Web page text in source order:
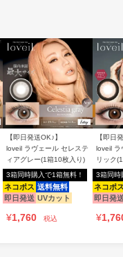
【即日発送OK♪】
loveil ラヴェール セレステ
ィアグレー(1箱10枚入り)
ネコポス 送料無料
即日発送 UVカット
3箱同時購入で1箱無料！
¥1,760 税込
【即日
loveil
リック
ネコポ
即日発
3箱同時
¥